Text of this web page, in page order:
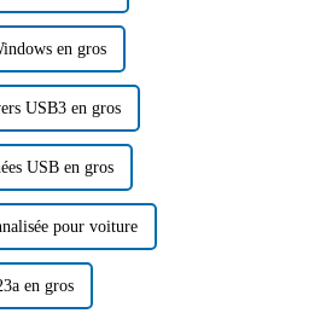
en gros
USB3 en gros
USB en gros
pour voiture
en gros